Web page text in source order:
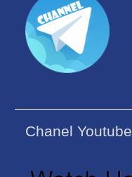
Chanel Youtube